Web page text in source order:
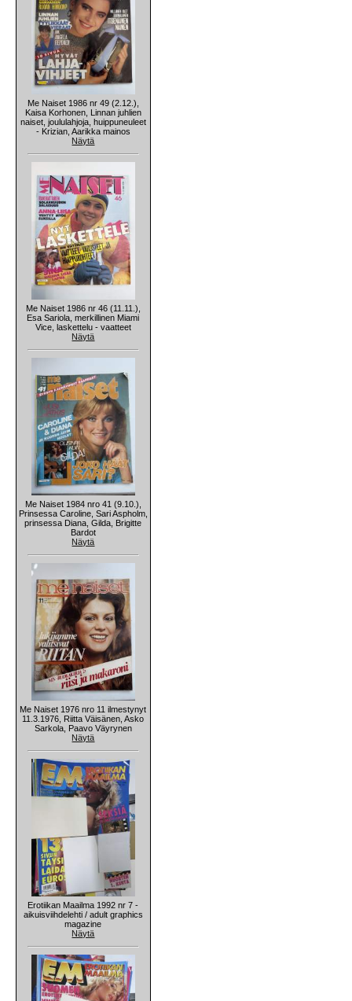
Me Naiset 1986 nr 49 (2.12.),
Kaisa Korhonen, Linnan juhlien
naiset, joululahjoja, huippuneuleet
- Krizian, Aarikka mainos
Näytä
Me Naiset 1986 nr 46 (11.11.),
Esa Sariola, merkillinen Miami
Vice, laskettelu - vaatteet
Näytä
Me Naiset 1984 nro 41 (9.10.),
Prinsessa Caroline, Sari Aspholm,
prinsessa Diana, Gilda, Brigitte
Bardot
Näytä
Me Naiset 1976 nro 11 ilmestynyt
11.3.1976, Riitta Väisänen, Asko
Sarkola, Paavo Väyrynen
Näytä
Erotiikan Maailma 1992 nr 7 -
aikuisviihdelehti / adult graphics
magazine
Näytä